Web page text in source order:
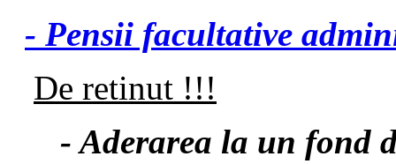
- Pensii facultative
De retinut !!!
- Aderarea la un fond